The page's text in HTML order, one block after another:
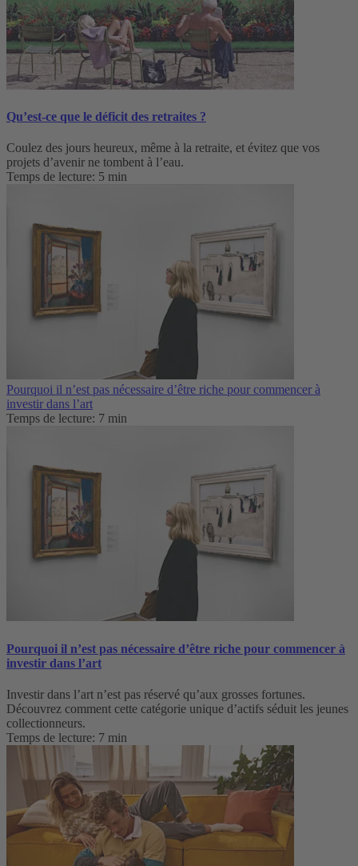
Qu’est-ce que le déficit des retraites ?
Coulez des jours heureux, même à la retraite, et évitez que vos
projets d’avenir ne tombent à l’eau.
Temps de lecture: 5 min
Pourquoi il n’est pas nécessaire d’être riche pour commencer à
investir dans l’art
Temps de lecture: 7 min
Pourquoi il n’est pas nécessaire d’être riche pour commencer à
investir dans l’art
Investir dans l’art n’est pas réservé qu’aux grosses fortunes.
Découvrez comment cette catégorie unique d’actifs séduit les jeunes
collectionneurs.
Temps de lecture: 7 min